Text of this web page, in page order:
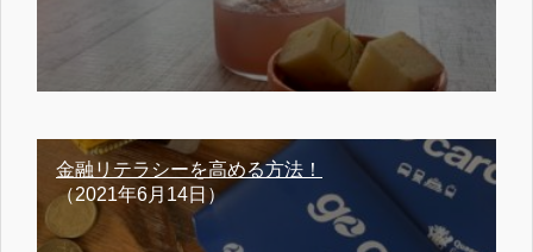
金融リテラシーを高める方法！
（2021年6月14日）